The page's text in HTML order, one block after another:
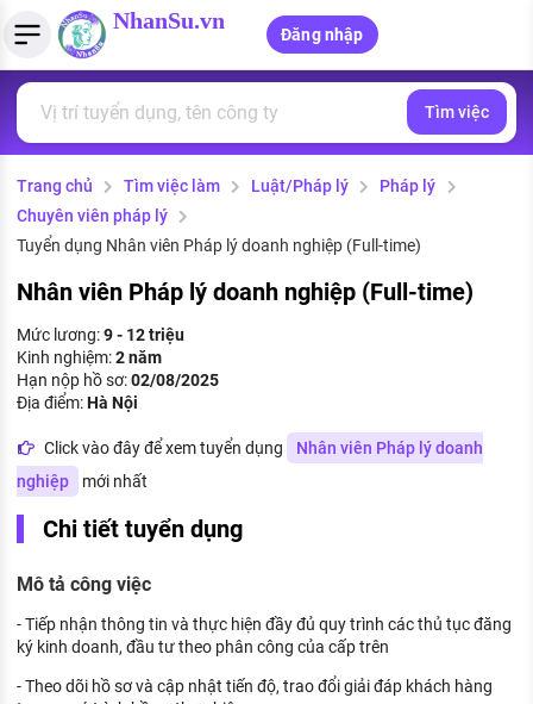
NhanSu.vn
Đăng nhập
Tìm việc làm
Việc làm ngành luật
Việc làm lương cao
Việc làm tốt nhất
CÔNG TY
Danh sách nhà tuyển dụng
Nhà tuyển dụng hàng đầu
Quản lý CV
Tải CV lên
Tạo CV trực tuyến
MẪU CV THEO STYLE
Mẫu CV đơn giản
Tính lương Gross - Net
Tính thuế thu nhập cá nhân
Tính trợ cấp thất nghiệp
PHÁP LUẬT VIỆT NAM
Văn bản pháp luật
Chính sách mới
PHÁP LUẬT LAO ĐỘNG
Lao động và tiền lương
Bảo hiểm và phúc lợi
Thuế thu nhập
Hồ sơ biểu mẫu
Tử vi nghề nghiệp
Kỹ năng nghề nghiệp
HƯỚNG NGHIỆP VIỆC LÀM
Tìm việc
Trang chủ Tìm việc làm Luật/Pháp lý
Pháp lý
Chuyên viên pháp lý
Tuyển dụng Nhân viên Pháp lý doanh nghiệp (Full-time)
Nhân viên Pháp lý doanh nghiệp (Full-time)
Mức lương:9 - 12 triệu
Kinh nghiệm:2 năm
Hạn nộp hồ sơ:02/08/2025
Địa điểm:Hà Nội
Click vào đây để xem tuyển dụng
Nhân viên Pháp lý doanh
nghiệp
mới nhất
Chi tiết tuyển dụng
Mô tả công việc
- Tiếp nhận thông tin và thực hiện đầy đủ quy trình các thủ tục đăng
ký kinh doanh, đầu tư theo phân công của cấp trên
- Theo dõi hồ sơ và cập nhật tiến độ, trao đổi giải đáp khách hàng